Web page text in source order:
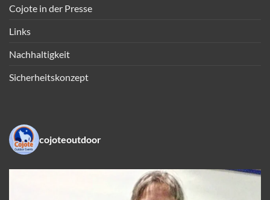
Cojote in der Presse
Links
Nachhaltigkeit
Sicherheitskonzept
cojoteoutdoor